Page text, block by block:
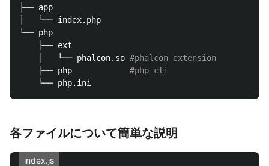
├── app
│   └── index.php
└── php
├── ext
│   └── phalcon.so #phalcon extension
├── php #php cli
各ファイルについて簡単な説明
index.js